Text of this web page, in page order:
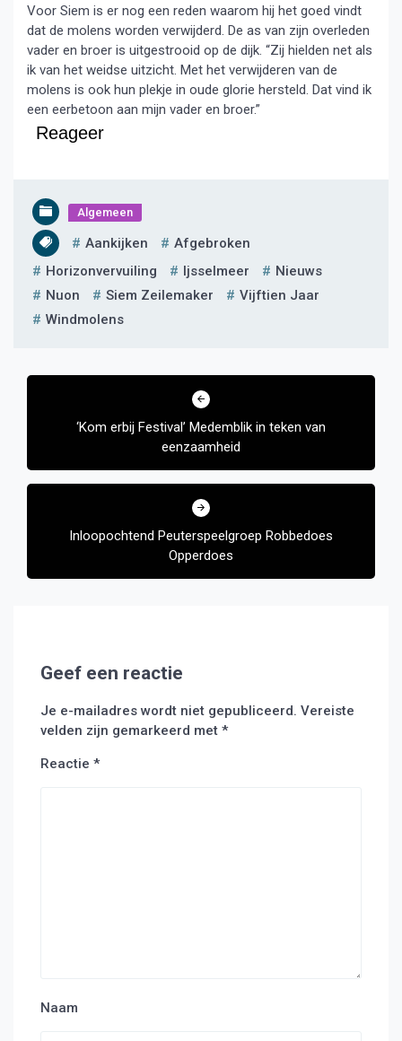
Voor Siem is er nog een reden waarom hij het goed vindt
dat de molens worden verwijderd. De as van zijn overleden
vader en broer is uitgestrooid op de dijk. “Zij hielden net als
ik van het weidse uitzicht. Met het verwijderen van de
molens is ook hun plekje in oude glorie hersteld. Dat vind ik
een eerbetoon aan mijn vader en broer.”
Reageer
Algemeen
Aankijken
Afgebroken
Horizonvervuiling
Ijsselmeer
Nieuws
Nuon
Siem Zeilemaker
Vijftien Jaar
Windmolens
Bericht
‘Kom erbij Festival’ Medemblik in teken van
eenzaamheid
Inloopochtend Peuterspeelgroep Robbedoes
Opperdoes
Geef een reactie
Je e-mailadres wordt niet gepubliceerd. Vereiste
velden zijn gemarkeerd met *
Reactie *
Naam